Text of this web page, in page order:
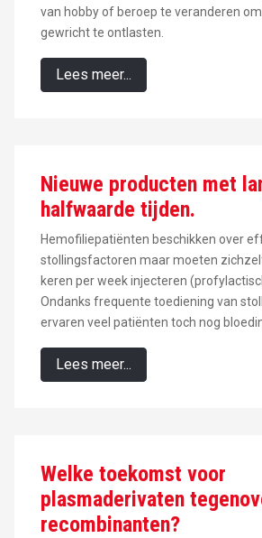
van hobby of beroep te veranderen
gewricht te ontlasten.
Lees meer...
Nieuwe producten met
halfwaarde tijden.
Hemofiliepatiënten beschikken over
stollingsfactoren maar moeten
keren per week injecteren
Ondanks frequente toediening van
ervaren veel patiënten toch nog
Lees meer...
Welke toekomst voor
plasmaderivaten
recombinanten?